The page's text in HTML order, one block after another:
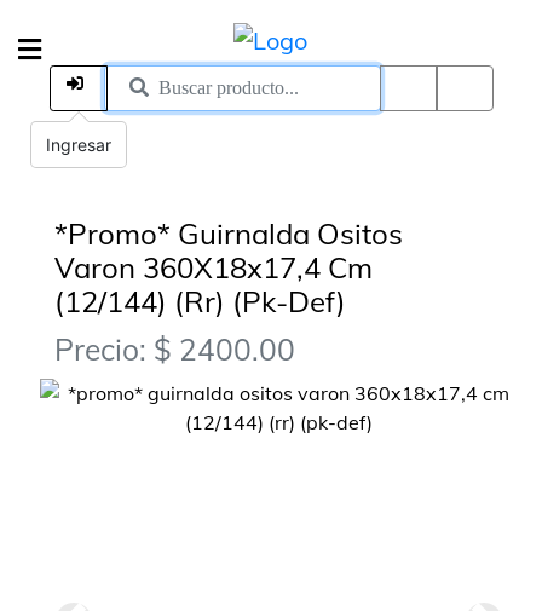
*Promo* Guirnalda Ositos
Varon 360X18x17,4 Cm
(12/144) (Rr) (Pk-Def)
Precio: $ 2400.00
Ingresar